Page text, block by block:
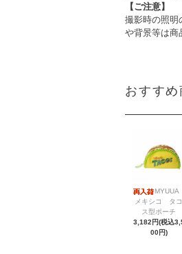
【ご注意】
撮影時の照明
や背景等は商
おすすめ
MYUUA
メキシコ タコ
ス型ポーチ
3,182円(税込
00円)